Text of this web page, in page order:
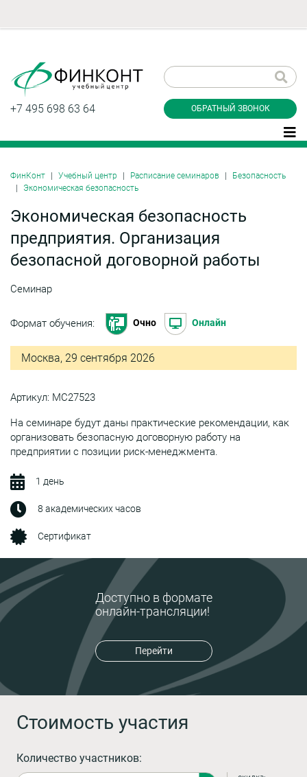
+7 495 698 63 64 ОБРАТНЫЙ ЗВОНОК
Доступно в формате
онлайн-трансляции!
Перейти
ФинКонт Учебный центр Расписание семинаров
Безопасность
Экономическая безопасность
Экономическая безопасность
предприятия. Организация
безопасной договорной работы
Семинар
Формат обучения: Очно Онлайн
Москва, 29 сентября 2026
Артикул: МС27523
На семинаре будут даны практические рекомендации, как
организовать безопасную договорную работу на
предприятии с позиции риск-менеджмента.
1 день
8 академических часов
Сертификат
Стоимость участия
Количество участников:
звонок
Даю согласие на обработку персональных
конфиденциальности